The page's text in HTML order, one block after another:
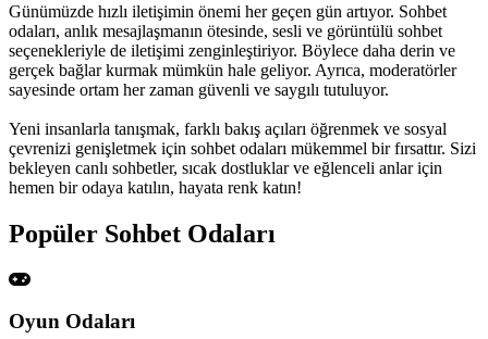
Günümüzde hızlı iletişimin önemi her geçen gün artıyor. Sohbet
odaları, anlık mesajlaşmanın ötesinde, sesli ve görüntülü sohbet
seçenekleriyle de iletişimi zenginleştiriyor. Böylece daha derin ve
gerçek bağlar kurmak mümkün hale geliyor. Ayrıca, moderatörler
sayesinde ortam her zaman güvenli ve saygılı tutuluyor.
Yeni insanlarla tanışmak, farklı bakış açıları öğrenmek ve sosyal
çevrenizi genişletmek için sohbet odaları mükemmel bir fırsattır. Sizi
bekleyen canlı sohbetler, sıcak dostluklar ve eğlenceli anlar için
hemen bir odaya katılın, hayata renk katın!
Popüler Sohbet Odaları
Oyun Odaları